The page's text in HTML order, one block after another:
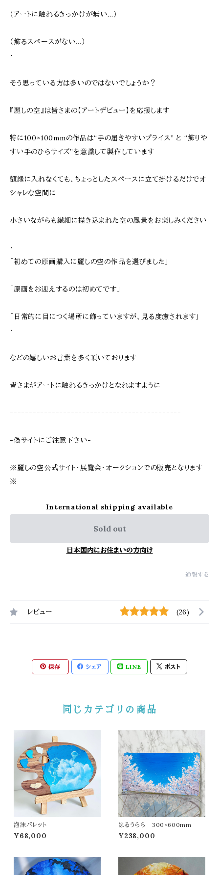
（アートに触れるきっかけが無い…）
（飾るスペースがない…）
･
そう思っている方は多いのではないでしょうか？
『麗しの空』は皆さまの【アートデビュー】を応援します
特に100×100mmの作品は“手の届きやすいプライス” と “飾りや
すい手のひらサイズ”を意識して製作しています
額縁に入れなくても、ちょっとしたスペースに立て掛けるだけでオ
シャレな空間に
小さいながらも繊細に描き込まれた空の風景をお楽しみください
･
「初めての原画購入に麗しの空の作品を選びました」
「原画をお迎えするのは初めてです」
「日常的に目につく場所に飾っていますが、見る度癒されます」
･
などの嬉しいお言葉を多く頂いております
皆さまがアートに触れるきっかけとなれますように
---------------------------------------------
-偽サイトにご注意下さい-
※麗しの空公式サイト・展覧会・オークションでの販売となります
※
International shipping available
Sold out
日本国内にお住まいの方向け
通報する
レビュー (26)
保存 シェア LINE ポスト
同じカテゴリの商品
泡沫パレット
¥68,000
はるうらら 300×600mm
¥238,000